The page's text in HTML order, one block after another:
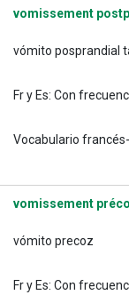
vomissement
vómito posprandial
Fr y Es: Con
Vocabulario
vomissement
vómito precoz
Fr y Es: Con